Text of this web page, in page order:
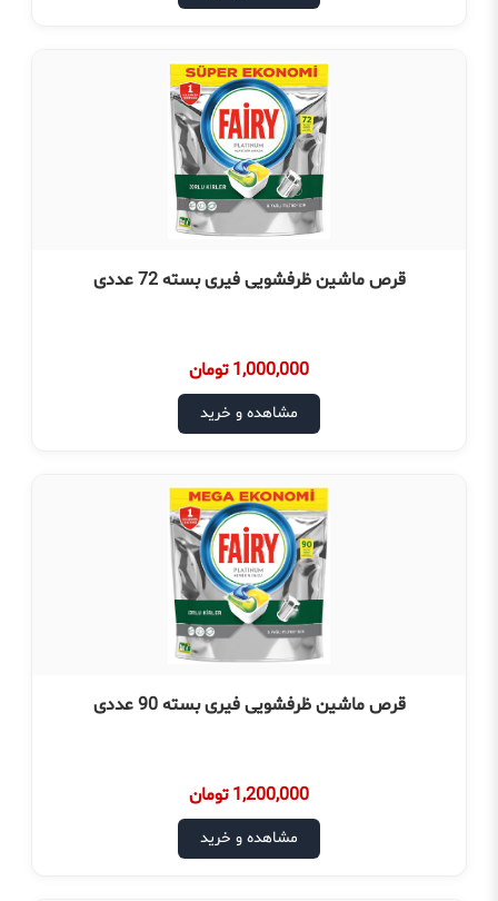
قرص ماشین ظرفشویی فیری بسته 72 عددی
1,000,000 تومان
مشاهده و خرید
قرص ماشین ظرفشویی فیری بسته 90 عددی
1,200,000 تومان
مشاهده و خرید